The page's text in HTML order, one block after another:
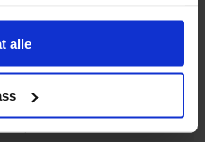
alle
Voksen
Color and B&W
photographs and
illustrations throughout